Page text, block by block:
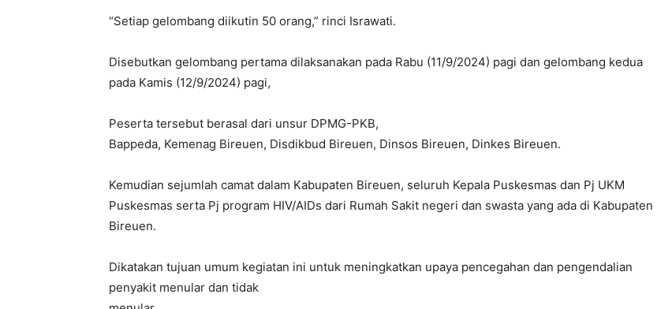
“Setiap gelombang diikutin 50 orang,” rinci Israwati.
Disebutkan gelombang pertama dilaksanakan pada Rabu (11/9/2024) pagi dan gelombang kedua
pada Kamis (12/9/2024) pagi,
Peserta tersebut berasal dari unsur DPMG-PKB,
Bappeda, Kemenag Bireuen, Disdikbud Bireuen, Dinsos Bireuen, Dinkes Bireuen.
Kemudian sejumlah camat dalam Kabupaten Bireuen, seluruh Kepala Puskesmas dan Pj UKM
Puskesmas serta Pj program HIV/AIDs dari Rumah Sakit negeri dan swasta yang ada di Kabupaten
Bireuen.
Dikatakan tujuan umum kegiatan ini untuk meningkatkan upaya pencegahan dan pengendalian
penyakit menular dan tidak